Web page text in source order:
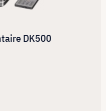
DK500